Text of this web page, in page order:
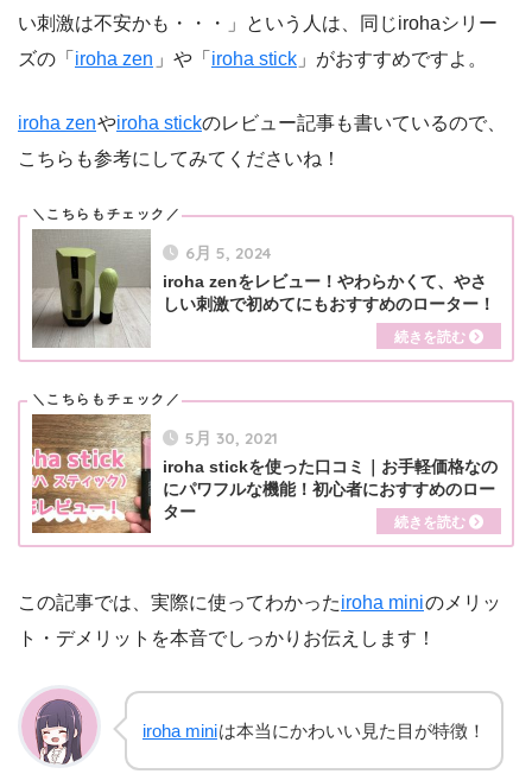
い刺激は不安かも・・・」という人は、同じirohaシリー
ズの「 iroha zen 」や「 iroha stick 」がおすすめですよ。
iroha zenやiroha stickのレビュー記事も書いているので、
こちらも参考にしてみてくださいね！
6月 5, 2024
iroha zenをレビュー！やわらかくて、やさ
しい刺激で初めてにもおすすめのローター！
5月 30, 2021
iroha stickを使った口コミ｜お手軽価格なの
にパワフルな機能！初心者におすすめのロー
ター
この記事では、実際に使ってわかったiroha miniのメリッ
ト・デメリットを本音でしっかりお伝えします！
iroha miniは本当にかわいい見た目が特徴！